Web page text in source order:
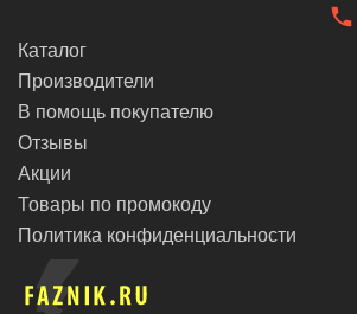
Каталог
Производители
В помощь покупателю
Отзывы
Акции
Товары по промокоду
Политика конфиденциальности